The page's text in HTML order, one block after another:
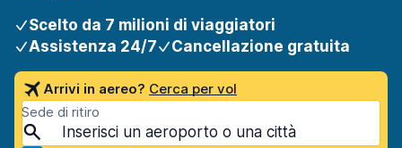
Scelto da 7 milioni di viaggiatori
Assistenza 24/7
Cancellazione gratuita
Arrivi in aereo? Cerca per vol
Sede di ritiro